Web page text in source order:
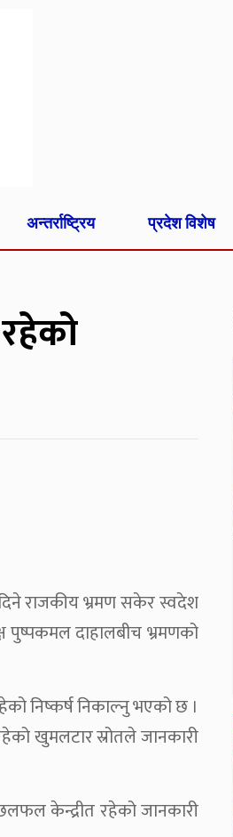
अन्तर्राष्ट्रिय प्रदेश विशेष
राजकीय भ्रमण सकेर स्वदेश
पुष्पकमल दाहालबीच भ्रमणको
निष्कर्ष निकाल्नु भएको छ ।
खुमलटार स्रोतले जानकारी
केन्द्रीत रहेको जानकारी